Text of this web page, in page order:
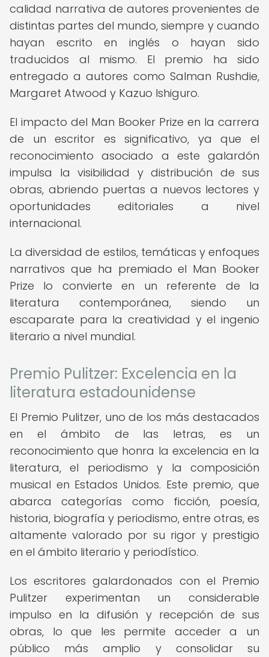
calidad narrativa de autores provenientes de
distintas partes del mundo, siempre y cuando
hayan escrito en inglés o hayan sido
traducidos al mismo. El premio ha sido
entregado a autores como Salman Rushdie,
Margaret Atwood y Kazuo Ishiguro.
El impacto del Man Booker Prize en la carrera
de un escritor es significativo, ya que el
reconocimiento asociado a este galardón
impulsa la visibilidad y distribución de sus
obras, abriendo puertas a nuevos lectores y
oportunidades editoriales a nivel
internacional.
La diversidad de estilos, temáticas y enfoques
narrativos que ha premiado el Man Booker
Prize lo convierte en un referente de la
literatura contemporánea, siendo un
escaparate para la creatividad y el ingenio
literario a nivel mundial.
Premio Pulitzer: Excelencia en la
literatura estadounidense
El Premio Pulitzer, uno de los más destacados
en el ámbito de las letras, es un
reconocimiento que honra la excelencia en la
literatura, el periodismo y la composición
musical en Estados Unidos. Este premio, que
abarca categorías como ficción, poesía,
historia, biografía y periodismo, entre otras, es
altamente valorado por su rigor y prestigio
en el ámbito literario y periodístico.
Los escritores galardonados con el Premio
Pulitzer experimentan un considerable
impulso en la difusión y recepción de sus
obras, lo que les permite acceder a un
público más amplio y consolidar su